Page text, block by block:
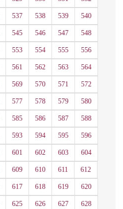
537 538 539 540
545 546 547 548
553 554 555 556
561 562 563 564
569 570 571 572
577 578 579 580
585 586 587 588
593 594 595 596
601 602 603 604
609 610 611 612
617 618 619 620
625 626 627 628